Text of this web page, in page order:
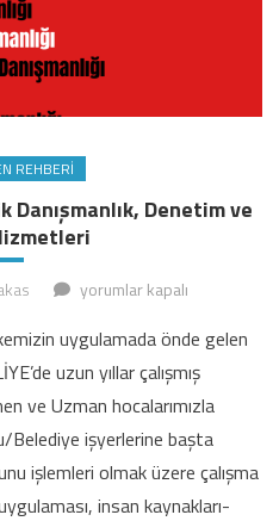
REHBERI
Danışmanlık, Denetim ve
SGK&İŞ
Sosyal
Güvenlik
Danışmanlık,
Denetim
ve
Eğitim
yorumlar kapalı
uygulamada önde gelen
uzun yıllar çalışmış
ve Uzman hocalarımızla
Belediye işyerlerine başta
işlemleri olmak üzere çalışma
insan kaynakları-